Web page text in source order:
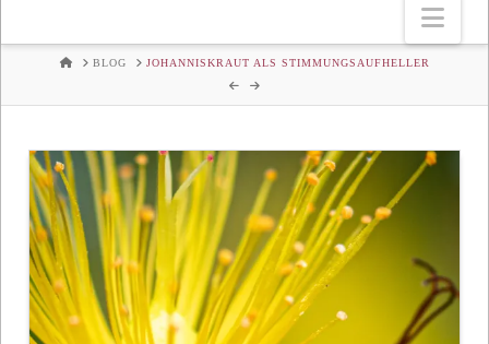
HOMEBLOG JOHANNISKRAUT ALS STIMMUNGSAUFHELLER